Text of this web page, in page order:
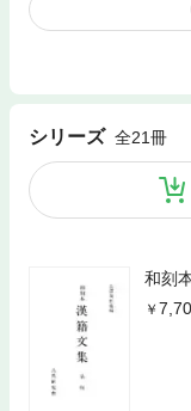
シリーズ 全21冊
和刻